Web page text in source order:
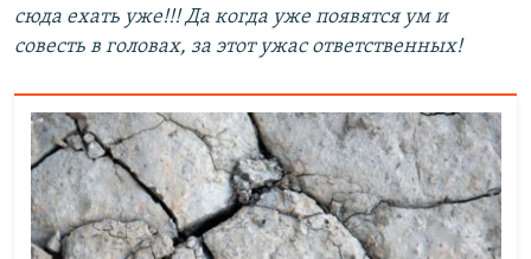
сюда ехать уже!!! Да когда уже появятся ум и
совесть в головах, за этот ужас ответственных!